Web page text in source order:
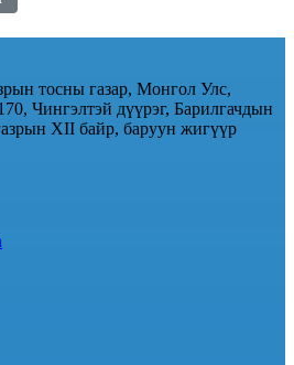
тосны газар, Монгол Улс,
Чингэлтэй дүүрэг, Барилгачдын
XII байр, баруун жигүүр